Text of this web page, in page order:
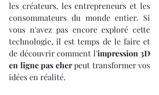
les créateurs, les entrepreneurs et les
consommateurs du monde entier. Si
vous n'avez pas encore exploré cette
technologie, il est temps de le faire et
de découvrir comment l'impression 3D
en ligne pas cher peut transformer vos
idées en réalité.